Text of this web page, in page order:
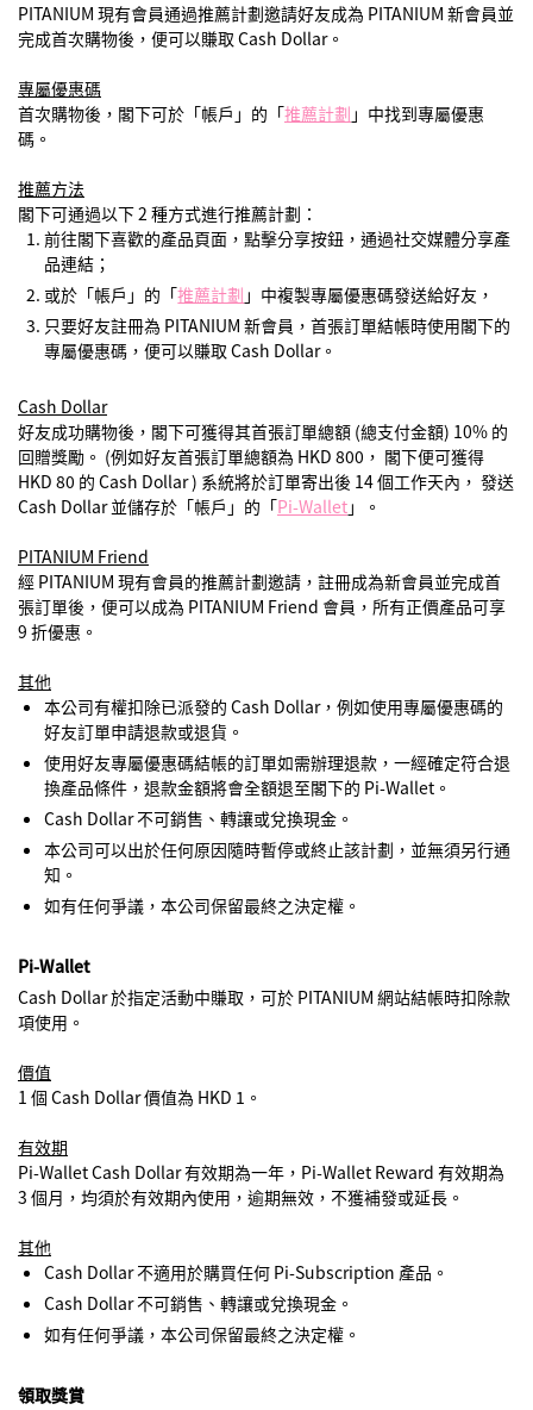
PITANIUM 現有會員通過推薦計劃邀請好友成為 PITANIUM 新會員並
完成首次購物後，便可以賺取 Cash Dollar。
專屬優惠碼
首次購物後，閣下可於「帳戶」的「推薦計劃 」中找到專屬優惠
碼。
推薦方法
閣下可通過以下 2 種方式進行推薦計劃：
前往閣下喜歡的產品頁面，點擊分享按鈕，通過社交媒體分享產
品連結；
或於「帳戶」的「推薦計劃 」中複製專屬優惠碼發送給好友，
只要好友註冊為 PITANIUM 新會員，首張訂單結帳時使用閣下的
專屬優惠碼，便可以賺取 Cash Dollar。
Cash Dollar
好友成功購物後，閣下可獲得其首張訂單總額 (總支付金額) 10% 的
回贈獎勵。 (例如好友首張訂單總額為 HKD 800， 閣下便可獲得
HKD 80 的 Cash Dollar ) 系統將於訂單寄出後 14 個工作天內， 發送
Cash Dollar 並儲存於「帳戶」的「Pi-Wallet」。
PITANIUM Friend
經 PITANIUM 現有會員的推薦計劃邀請，註冊成為新會員並完成首
張訂單後，便可以成為 PITANIUM Friend 會員，所有正價產品可享
9 折優惠。
其他
本公司有權扣除已派發的 Cash Dollar，例如使用專屬優惠碼的
好友訂單申請退款或退貨。
使用好友專屬優惠碼結帳的訂單如需辦理退款，一經確定符合退
換產品條件，退款金額將會全額退至閣下的 Pi-Wallet。
Cash Dollar 不可銷售、轉讓或兌換現金。
本公司可以出於任何原因隨時暫停或終止該計劃，並無須另行通
知。
如有任何爭議，本公司保留最終之決定權。
Pi-Wallet
Cash Dollar 於指定活動中賺取，可於 PITANIUM 網站結帳時扣除款
項使用。
價值
1 個 Cash Dollar 價值為 HKD 1。
有效期
Pi-Wallet Cash Dollar 有效期為一年，Pi-Wallet Reward 有效期為
3 個月，均須於有效期內使用，逾期無效，不獲補發或延長。
其他
Cash Dollar 不適用於購買任何 Pi-Subscription 產品。
Cash Dollar 不可銷售、轉讓或兌換現金。
如有任何爭議，本公司保留最終之決定權。
領取獎賞